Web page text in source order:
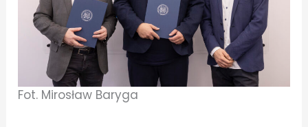
Fot. Mirosław Baryga